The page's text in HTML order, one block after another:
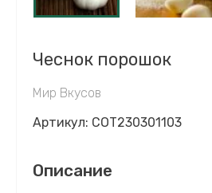
Чеснок порошок
Мир Вкусов
Артикул: COT230301103
Описание